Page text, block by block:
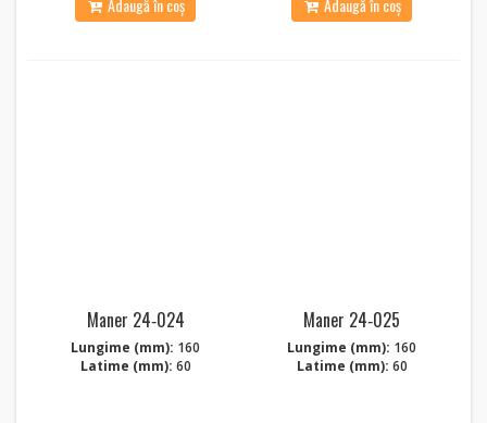
Adaugă în coș Adaugă în coș
Maner 24‑024
Lungime (mm): 160
Latime (mm): 60
Maner 24‑025
Lungime (mm): 160
Latime (mm): 60